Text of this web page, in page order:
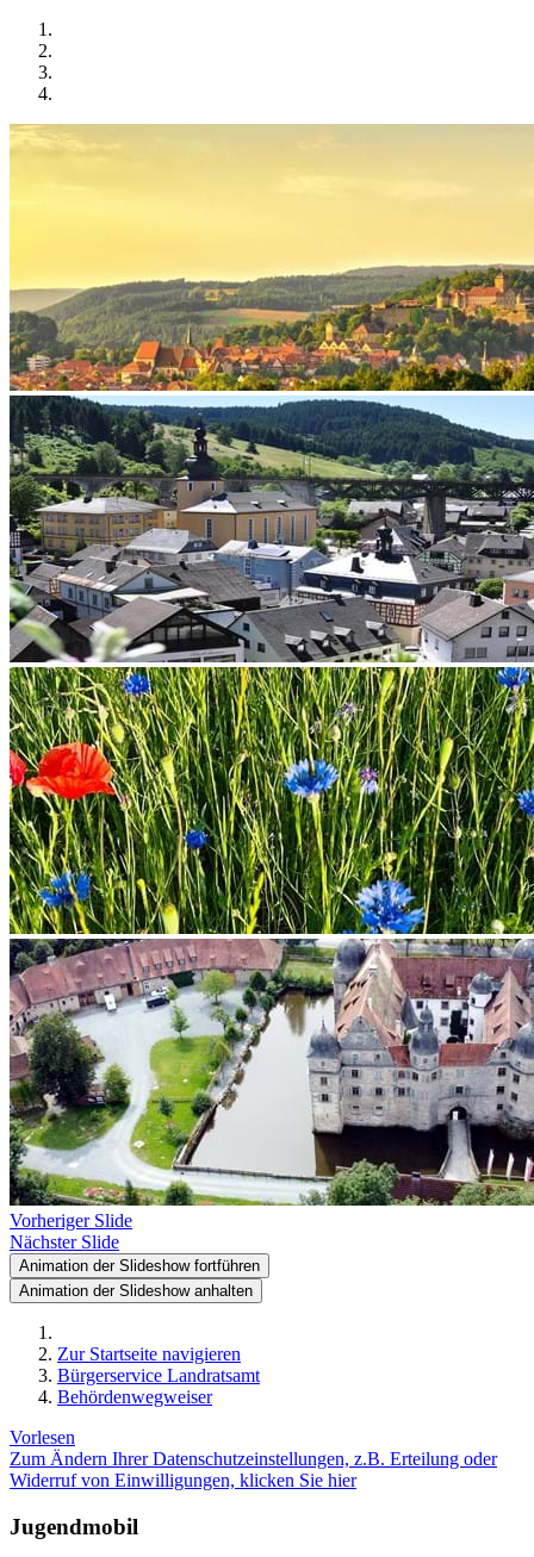
Vorheriger Slide
Nächster Slide
Animation der Slideshow fortführen
Animation der Slideshow anhalten
Zur Startseite navigieren
Bürgerservice Landratsamt
Behördenwegweiser
Vorlesen
Zum Ändern Ihrer Datenschutzeinstellungen, z.B. Erteilung oder
Widerruf von Einwilligungen, klicken Sie hier
Jugendmobil